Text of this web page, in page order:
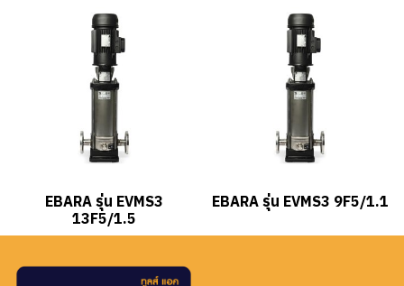
EBARA รุ่น EVMS3
13F5/1.5
EBARA รุ่น EVMS3 9F5/1.1